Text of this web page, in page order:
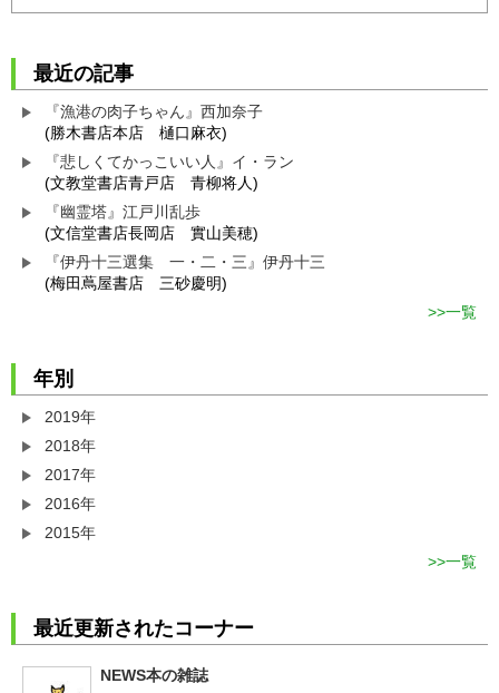
最近の記事
『漁港の肉子ちゃん』西加奈子
(勝木書店本店 樋口麻衣)
『悲しくてかっこいい人』イ・ラン
(文教堂書店青戸店 青柳将人)
『幽霊塔』江戸川乱歩
(文信堂書店長岡店 實山美穂)
『伊丹十三選集 一・二・三』伊丹十三
(梅田蔦屋書店 三砂慶明)
一覧
年別
2019年
2018年
2017年
2016年
2015年
一覧
最近更新されたコーナー
NEWS本の雑誌